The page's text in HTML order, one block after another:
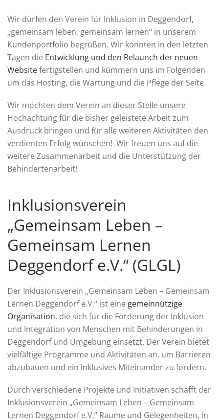
Wir dürfen den Verein für Inklusion in Deggendorf,
„gemeinsam leben, gemeinsam lernen“ in unserem
Kundenportfolio begrüßen. Wir konnten in den letzten
Tagen die Entwicklung und den Relaunch der neuen
Websitefertigstellen und kümmern uns im Folgenden
um das Hosting, die Wartung und die Pflege der Seite.
Wir möchten dem Verein an dieser Stelle unsere
Hochachtung für die bisher geleistete Arbeit zum
Ausdruck bringen und für alle weiteren Aktivitäten den
verdienten Erfolg wünschen! Wir freuen uns auf die
weitere Zusammenarbeit und die Unterstützung der
Behindertenarbeit!
Inklusionsverein
„Gemeinsam Leben –
Gemeinsam Lernen
Deggendorf e.V.“ (GLGL)
Der Inklusionsverein „Gemeinsam Leben – Gemeinsam
Lernen Deggendorf e.V.“ ist eine gemeinnützige
Organisation, die sich für die Förderung der Inklusion
und Integration von Menschen mit Behinderungen in
Deggendorf und Umgebung einsetzt. Der Verein bietet
vielfältige Programme und Aktivitäten an, um Barrieren
abzubauen und ein inklusives Miteinander zu fördern.
Durch verschiedene Projekte und Initiativen schafft der
Inklusionsverein „Gemeinsam Leben – Gemeinsam
Lernen Deggendorf e.V.“ Räume und Gelegenheiten, in